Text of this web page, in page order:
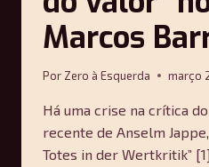
Marcos
Por Zero à Esquerda março
Há uma crise na crítica
recente de Anselm
Totes in der Wertkritik”